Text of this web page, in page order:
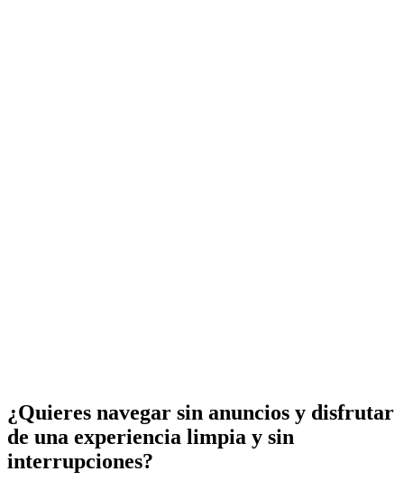
¿Quieres navegar sin anuncios y disfrutar
de una experiencia limpia y sin
interrupciones?